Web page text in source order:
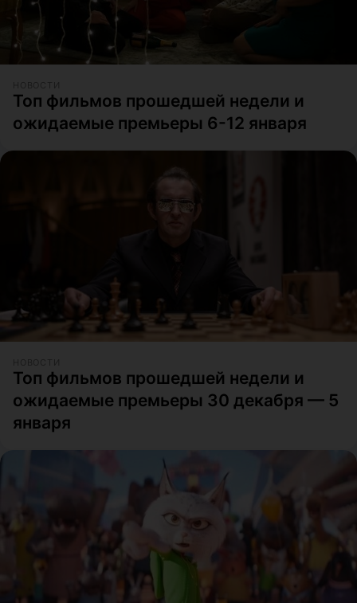
Топ фильмов прошедшей недели и
ожидаемые премьеры 6-12 января
Топ фильмов прошедшей недели и
ожидаемые премьеры 30 декабря — 5
января